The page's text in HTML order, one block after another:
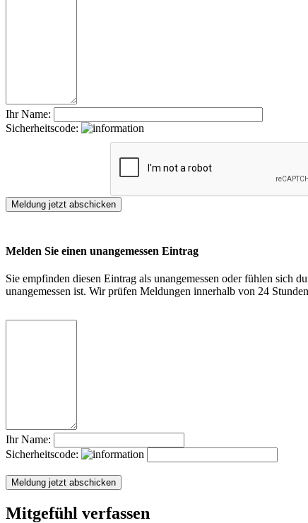
Ihr Name:
Sicherheitscode:
Melden Sie einen unangemessen Eintrag
Sie empfinden diesen Eintrag als unangemessen oder fühlen sich
unangemessen ist. Wir prüfen Meldungen innerhalb von 24
Ihr Name:
Sicherheitscode:
Mitgefühl verfassen